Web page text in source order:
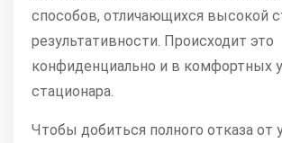
способов, отличающихся высокой
результативности. Происходит это
конфиденциально и в комфортных
стационара.
Чтобы добиться полного отказа от